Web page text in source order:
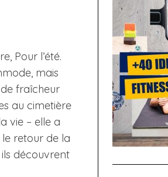
Pour l’été.
mais
fraîcheur
au cimetière
vie – elle a
retour de la
découvrent